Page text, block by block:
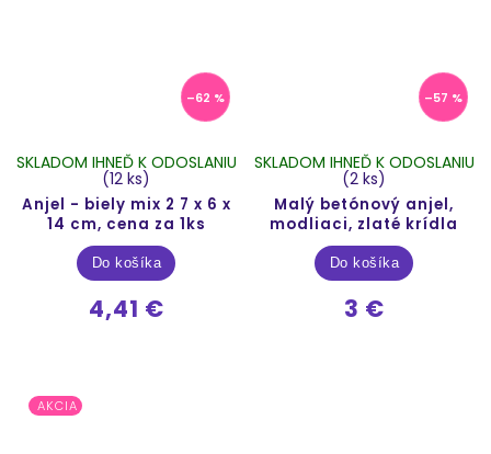
–62 %
Anjel - biely mix 2 7 x 6 x
14 cm, cena za 1ks
SKLADOM IHNEĎ K ODOSLANIU
(12 ks)
4,41 €
Do košíka
–57 %
Malý betónový anjel,
modliaci, zlaté krídla
SKLADOM IHNEĎ K ODOSLANIU
(2 ks)
3 €
Do košíka
AKCIA